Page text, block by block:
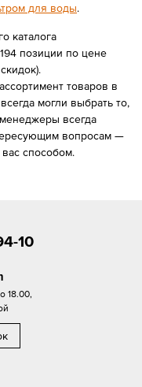
для воды.
каталога
позиции по цене
товаров в
могли выбрать то,
всегда
вопросам —
способом.
10
18.00,